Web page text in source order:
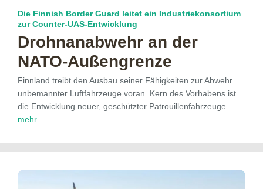
Die Finnish Border Guard leitet ein Industriekonsortium
zur Counter-UAS-Entwicklung
Drohnanabwehr an der
NATO-Außengrenze
Finnland treibt den Ausbau seiner Fähigkeiten zur Abwehr
unbemannter Luftfahrzeuge voran. Kern des Vorhabens ist
die Entwicklung neuer, geschützter Patrouillenfahrzeuge
mehr…